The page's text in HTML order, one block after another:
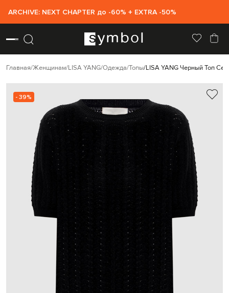
ARCHIVE: NEXT CHAPTER до -60% + EXTRA -50%
Главная Женщинам LISA YANG Одежда Топы LISA YANG Черный Топ
- 39%